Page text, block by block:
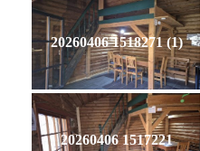
20260406 1518271 (1)
20260406 1517221